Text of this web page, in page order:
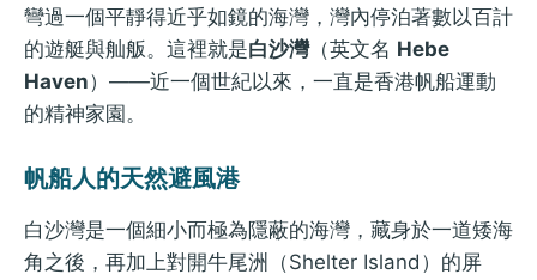
彎過一個平靜得近乎如鏡的海灣，灣內停泊著數以百計
的遊艇與舢舨。這裡就是白沙灣（英文名 Hebe
Haven）——近一個世紀以來，一直是香港帆船運動
的精神家園。
帆船人的天然避風港
白沙灣是一個細小而極為隱蔽的海灣，藏身於一道矮海
角之後，再加上對開牛尾洲（Shelter Island）的屏